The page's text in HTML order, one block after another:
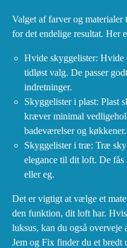
Valget af farver og
for det endelige resultat. Her
Hvide skyggelister: Hvide
tidløst valg. De passer
indretninger.
Skyggelister i plast: Plast
kræver minimal
badeværelser og køkkener.
Skyggelister i træ: Træ
elegance til dit loft. De
eller eg.
Det er vigtigt at vælge et
den funktion, dit loft har.
luksus, kan du også
Jem og Fix finder du et